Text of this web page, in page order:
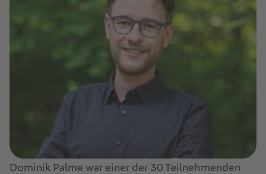
Dominik Palme war einer der 30 Teilnehmenden